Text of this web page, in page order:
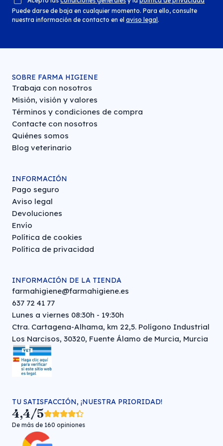
Puede darse de baja en cualquier momento. Para ello, consulte
nuestra información de contacto en el aviso legal .
SOBRE FARMA HIGIENE
Trabaja con nosotros
Misión, visión y valores
Términos y condiciones de compra
Contacte con nosotros
Quiénes somos
Blog veterinario
INFORMACIÓN
Pago seguro
Aviso legal
Devoluciones
Envío
Política de cookies
Política de privacidad
INFORMACIÓN DE LA TIENDA
farmahigiene@farmahigiene.es
637 72 41 77
Lunes a viernes 08:30h - 19:30h
Ctra. Cartagena-Alhama, km 22,5. Polígono Industrial
Los Narcisos, 30320, Fuente Álamo de Murcia, Murcia
TU SATISFACCIÓN, ¡NUESTRA PRIORIDAD!
4,4/5
De más de 160 opiniones